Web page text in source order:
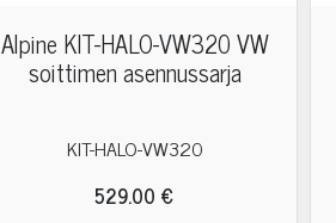
Alpine KIT-HALO-VW320 VW
soittimen asennussarja
KIT-HALO-VW320
529.00 €